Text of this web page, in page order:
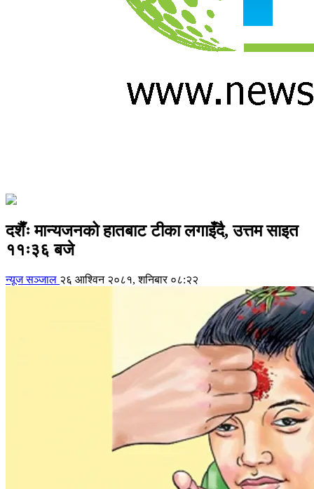
दशैँः मान्यजनको हातबाट टीका लगाइँदै, उत्तम साइत
११ः३६ बजे
न्यूज सञ्जाल २६ आश्विन २०८१, शनिबार ०८:२२